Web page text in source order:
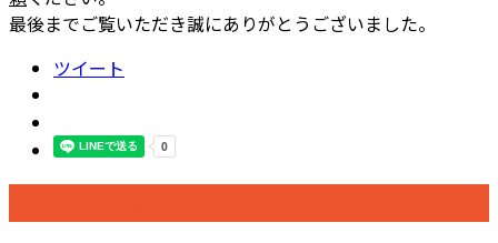
最後までご覧いただき誠にありがとうございました。
ツイート